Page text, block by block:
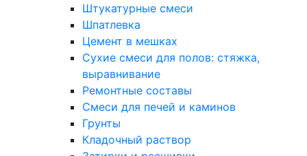
Штукатурные смеси
Шпатлевка
Цемент в мешках
Сухие смеси для полов: стяжка,
выравнивание
Ремонтные составы
Смеси для печей и каминов
Грунты
Кладочный раствор